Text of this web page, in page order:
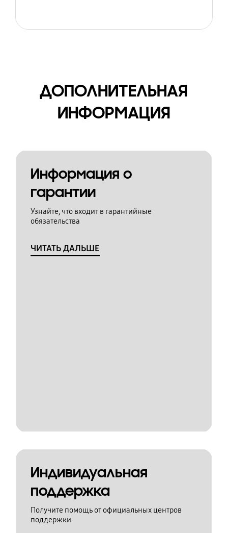
ДОПОЛНИТЕЛЬНАЯ
ИНФОРМАЦИЯ
Информация о
гарантии
Узнайте, что входит в гарантийные
обязательства
ЧИТАТЬ ДАЛЬШЕ
Индивидуальная
поддержка
Получите помощь от официальных центров
поддержки